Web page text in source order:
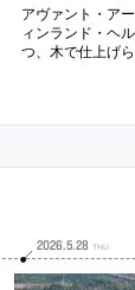
アヴァント・ア
ィンランド・ヘ
つ、木で仕上げ
2026.5.28 THU